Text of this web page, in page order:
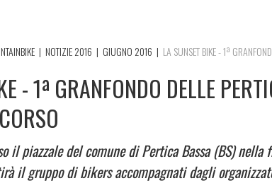
| NOTIZIE 2016 | GIUGNO 2016 | LA SUNSET BIKE - 1ª
- 1ª GRANFONDO DELLE
il piazzale del comune di Pertica Bassa (BS) nella
il gruppo di bikers accompagnati dagli